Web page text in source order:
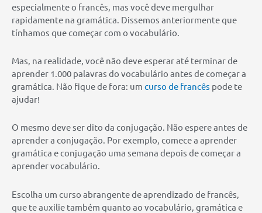
especialmente o francês, mas você deve mergulhar
rapidamente na gramática. Dissemos anteriormente que
tínhamos que começar com o vocabulário.
Mas, na realidade, você não deve esperar até terminar de
aprender 1.000 palavras do vocabulário antes de começar a
gramática. Não fique de fora: um curso de francês pode te
ajudar!
O mesmo deve ser dito da conjugação. Não espere antes de
aprender a conjugação. Por exemplo, comece a aprender
gramática e conjugação uma semana depois de começar a
aprender vocabulário.
Escolha um curso abrangente de aprendizado de francês,
que te auxilie também quanto ao vocabulário, gramática e